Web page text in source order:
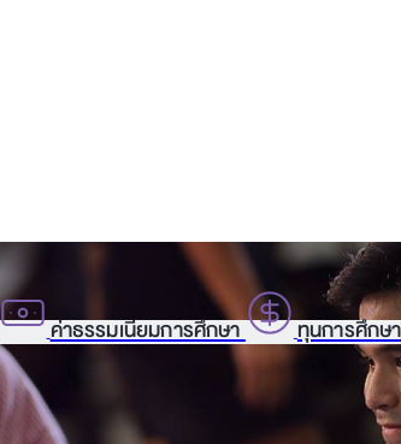
ค่าธรรมเนียมการศึกษา ทุนการศึกษา